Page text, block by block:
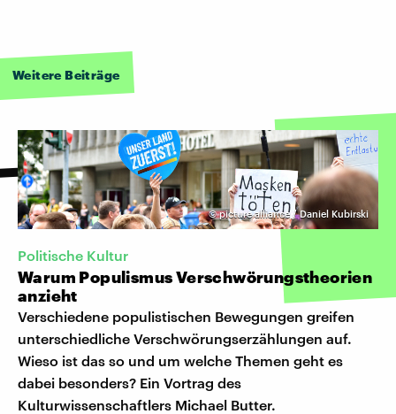
Weitere Beiträge
©picture alliance / Daniel Kubirski
Politische Kultur
Warum Populismus Verschwörungstheorien
anzieht
Verschiedene populistischen Bewegungen greifen
unterschiedliche Verschwörungserzählungen auf.
Wieso ist das so und um welche Themen geht es
dabei besonders? Ein Vortrag des
Kulturwissenschaftlers Michael Butter.